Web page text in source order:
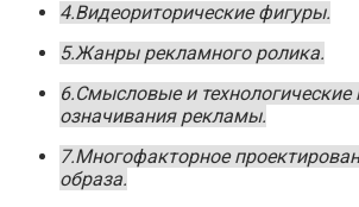
4.Видеориторические фигуры.
5.Жанры рекламного ролика.
6.Смысловые и технологические
означивания рекламы.
7.Многофакторное
образа.